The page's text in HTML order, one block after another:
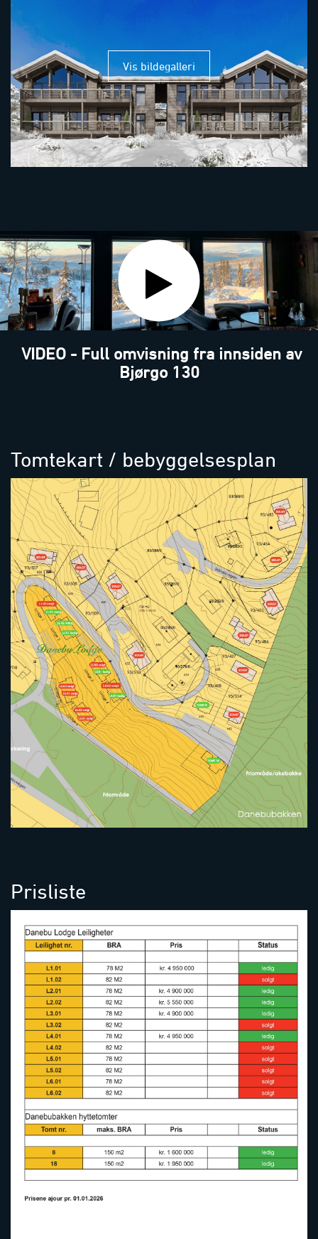
Vis bildegalleri
VIDEO - Full omvisning fra innsiden av
Bjørgo 130
Tomtekart / bebyggelsesplan
Prisliste